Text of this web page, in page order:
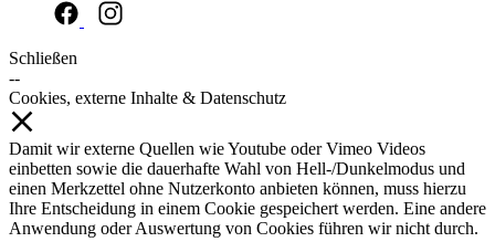
Schließen
--
Cookies, externe Inhalte & Datenschutz
Damit wir externe Quellen wie Youtube oder Vimeo Videos
einbetten sowie die dauerhafte Wahl von Hell-/Dunkelmodus und
einen Merkzettel ohne Nutzerkonto anbieten können, muss hierzu
Ihre Entscheidung in einem Cookie gespeichert werden. Eine andere
Anwendung oder Auswertung von Cookies führen wir nicht durch.